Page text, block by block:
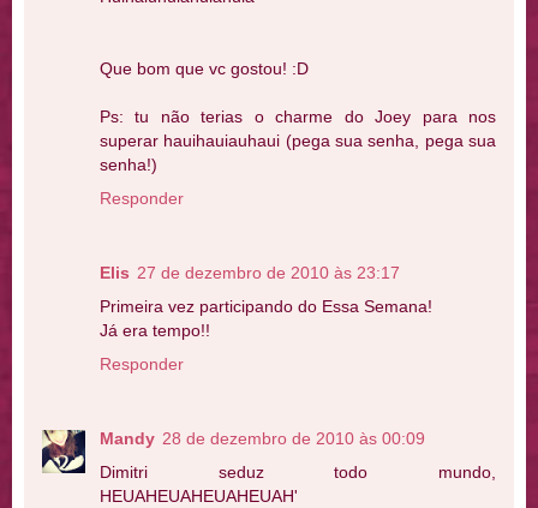
Que bom que vc gostou! :D
Ps: tu não terias o charme do Joey para nos
superar hauihauiauhaui (pega sua senha, pega sua
senha!)
Responder
Elis 27 de dezembro de 2010 às 23:17
Primeira vez participando do Essa Semana!
Já era tempo!!
Responder
Mandy 28 de dezembro de 2010 às 00:09
Dimitri seduz todo mundo,
HEUAHEUAHEUAHEUAH'